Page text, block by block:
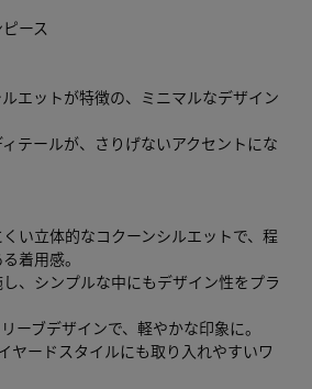
ース
エットが特徴の、ミニマルなデザイン
テールが、さりげないアクセントにな
い立体的なコクーンシルエットで、程
着用感。
、シンプルな中にもデザイン性をプラ
ーブデザインで、軽やかな印象に。
ヤードスタイルにも取り入れやすいワ